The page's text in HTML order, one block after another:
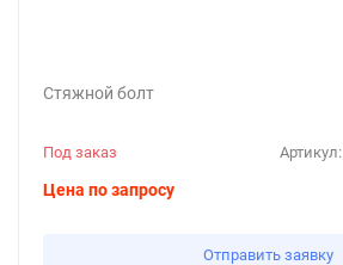
Стяжной болт
Артикул:
Под заказ
Цена по запросу
Отправить заявку